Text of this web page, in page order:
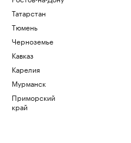
Татарстан
Тюмень
Черноземье
Кавказ
Карелия
Мурманск
Приморский
край